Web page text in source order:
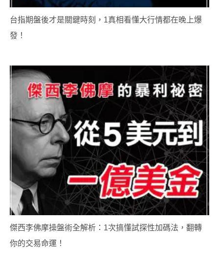
台指期盤後才是關鍵時刻，1真相看懂大行情都在晚上爆
發！
傑西李佛摩操盤術全解析：1次搞懂試探性加碼法，翻轉
你的交易命運！